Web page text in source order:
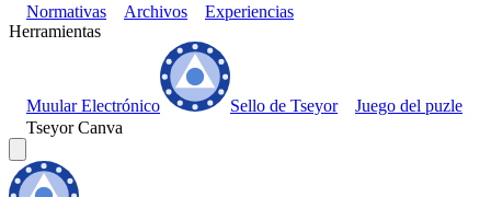
Normativas
Archivos
Experiencias
Herramientas
Muular Electrónico Sello de Tseyor
Juego del puzle
Tseyor Canva